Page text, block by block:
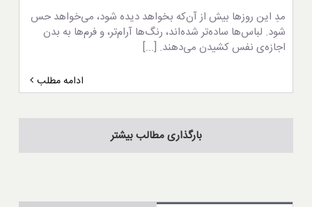
مدِ این روزها بیش از آن‌که بخواهد دیده شود، می‌خواهد حس
شود. لباس‌ها ساده‌تر شده‌اند، رنگ‌ها آرام‌تر، و فرم‌ها به بدن
اجازه‌ی نفس کشیدن می‌دهند. [...]
ادامه مطلب
بارگذاری مطالب بیشتر